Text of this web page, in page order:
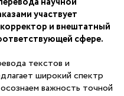
участвует
и внештатный
сфере.
текстов и
широкий спектр
важность точной